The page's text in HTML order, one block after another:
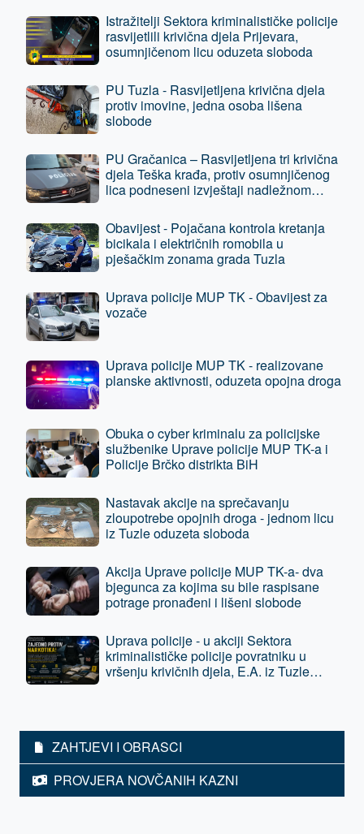
Istražitelji Sektora kriminalističke policije
rasvijetlili krivična djela Prijevara,
osumnjičenom licu oduzeta sloboda
PU Tuzla - Rasvijetljena krivična djela
protiv imovine, jedna osoba lišena
slobode
PU Gračanica – Rasvijetljena tri krivična
djela Teška krađa, protiv osumnjičenog
lica podneseni izvještaji nadležnom
Obavijest - Pojačana kontrola kretanja
bicikala i električnih romobila u
pješačkim zonama grada Tuzla
Uprava policije MUP TK - Obavijest za
vozače
Uprava policije MUP TK - realizovane
planske aktivnosti, oduzeta opojna droga
Obuka o cyber kriminalu za policijske
službenike Uprave policije MUP TK-a i
Policije Brčko distrikta BiH
Nastavak akcije na sprečavanju
zloupotrebe opojnih droga - jednom licu
iz Tuzle oduzeta sloboda
Akcija Uprave policije MUP TK-a- dva
bjegunca za kojima su bile raspisane
potrage pronađeni i lišeni slobode
Uprava policije - u akciji Sektora
kriminalističke policije povratniku u
vršenju krivičnih djela, E.A. iz Tuzle
ZAHTJEVI I OBRASCI
PROVJERA NOVČANIH KAZNI